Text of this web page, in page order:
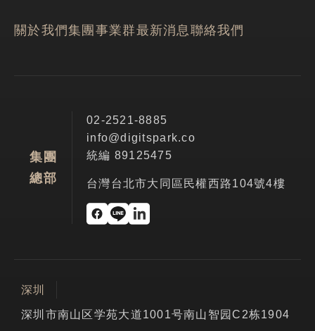
關於我們集團事業群最新消息聯絡我們
集團
總部
02-2521-8885
info@digitspark.co
統編 89125475
台灣台北市大同區民權西路104號4樓
深圳
深圳市南山区学苑大道1001号南山智园C2栋1904